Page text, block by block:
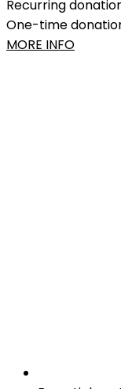
Recurring
One-time
MORE INFO